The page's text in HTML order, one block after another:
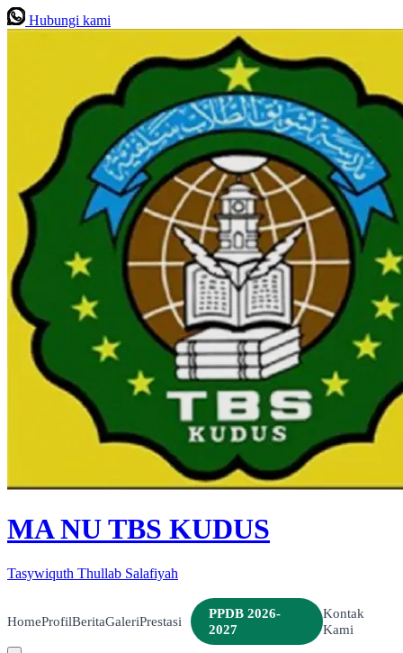
Hubungi kami
MA NU TBS KUDUS
Tasywiquth Thullab Salafiyah
HomeProfilBeritaGaleriPrestasi
PPDB 2026-
2027
Kontak
Kami